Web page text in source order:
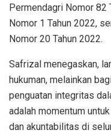
Permendagri Nomor 82
Nomor 1 Tahun 2022,
Nomor 20 Tahun 2022.
Safrizal menegaskan,
hukuman, melainkan
penguatan integritas
adalah momentum
dan akuntabilitas di